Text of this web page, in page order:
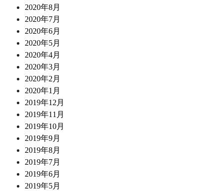
2020年8月
2020年7月
2020年6月
2020年5月
2020年4月
2020年3月
2020年2月
2020年1月
2019年12月
2019年11月
2019年10月
2019年9月
2019年8月
2019年7月
2019年6月
2019年5月